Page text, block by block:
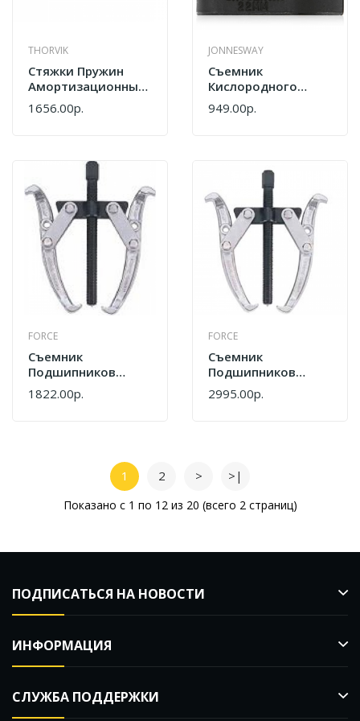
THORVIK
Стяжки Пружин
Амортизационных
Стоек Thorvik ASC37
370 Мм
1656.00р.
JONNESWAY
Съемник
Кислородного
Датчика Jonnesway
AI010033
949.00р.
FORCE
Съемник
Подшипников
Двухлапый 3" Force
6590103
1822.00р.
FORCE
Съемник
Подшипников
Двухлапый Force
6590104
2995.00р.
1 2 > >|
Показано с 1 по 12 из 20 (всего 2 страниц)
ПОДПИСАТЬСЯ НА НОВОСТИ
ИНФОРМАЦИЯ
СЛУЖБА ПОДДЕРЖКИ